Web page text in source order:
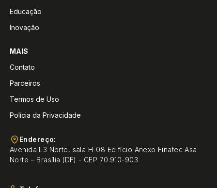
Educação
Inovação
MAIS
Contato
Parceiros
Termos de Uso
Polícia da Privacidade
Endereço:
Avenida L3 Norte, sala H-08 Edifício Anexo Finatec Asa
Norte – Brasília (DF) - CEP 70.910-903